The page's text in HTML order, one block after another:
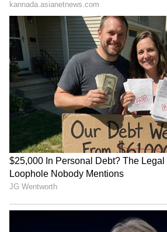
"ರಾಜಕೀಯ ಬೇಡ, ಸಿನಿಮಾನೇ
ಕನಕೋತ್ಸವದಲ್ಲಿ ರಿಷಬ್ ಶೆಟ್ಟಿ |
Shetty speech | Suvarna News
ಶೇ.50 ರಿಂದ ಶೇ.18 ಕ್ಕೆ TAX
ಟ್ರಂಪ್ ಐತಿಹಾಸಿಕ ಒಪ್ಪಂದ | India
Trade Deal | Party Rounds